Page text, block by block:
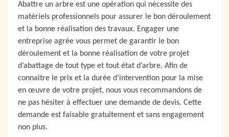
Abattre un arbre est une opération qui nécessite des
matériels professionnels pour assurer le bon déroulement
et la bonne réalisation des travaux. Engager une
entreprise agrée vous permet de garantir le bon
déroulement et la bonne réalisation de votre projet
d’abattage de tout type et tout état d’arbre. Afin de
connaitre le prix et la durée d’intervention pour la mise
en œuvre de votre projet, nous vous recommandons de
ne pas hésiter à effectuer une demande de devis. Cette
demande est faisable gratuitement et sans engagement
non plus.